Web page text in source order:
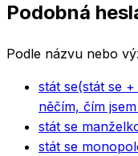
Podobná
Podle názvu nebo
stát se(stát se
něčím, čím
stát se
stát se